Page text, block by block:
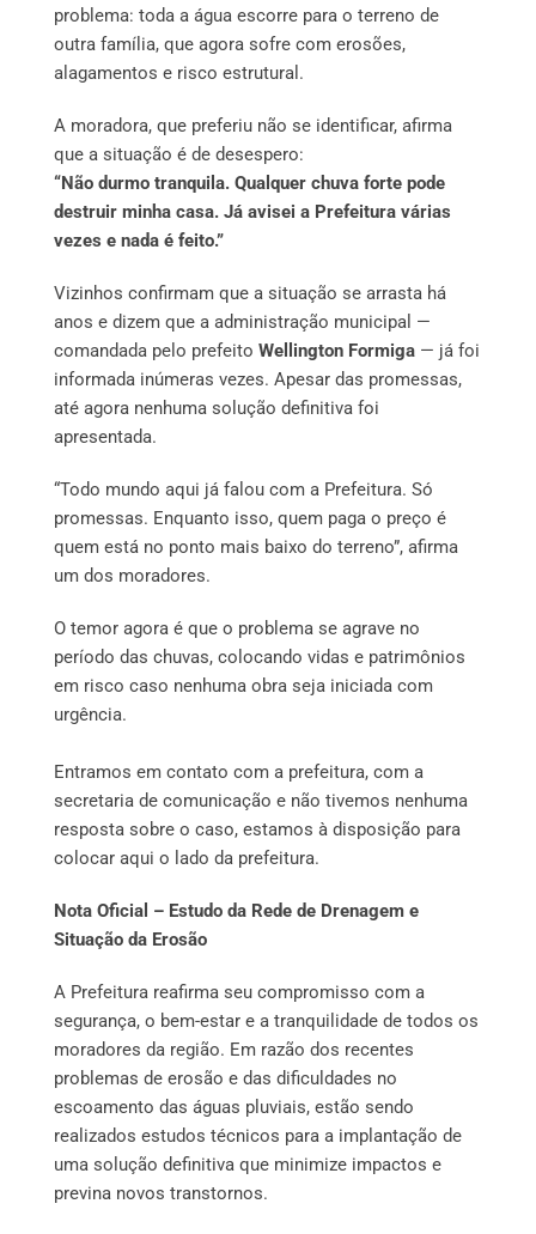
problema: toda a água escorre para o terreno de
outra família, que agora sofre com erosões,
alagamentos e risco estrutural.
A moradora, que preferiu não se identificar, afirma
que a situação é de desespero:
“Não durmo tranquila. Qualquer chuva forte pode
destruir minha casa. Já avisei a Prefeitura várias
vezes e nada é feito.”
Vizinhos confirmam que a situação se arrasta há
anos e dizem que a administração municipal —
comandada pelo prefeito Wellington Formiga — já foi
informada inúmeras vezes. Apesar das promessas,
até agora nenhuma solução definitiva foi
apresentada.
“Todo mundo aqui já falou com a Prefeitura. Só
promessas. Enquanto isso, quem paga o preço é
quem está no ponto mais baixo do terreno”, afirma
um dos moradores.
O temor agora é que o problema se agrave no
período das chuvas, colocando vidas e patrimônios
em risco caso nenhuma obra seja iniciada com
urgência.
Entramos em contato com a prefeitura, com a
secretaria de comunicação e não tivemos nenhuma
resposta sobre o caso, estamos à disposição para
colocar aqui o lado da prefeitura.
Nota Oficial – Estudo da Rede de Drenagem e
Situação da Erosão
A Prefeitura reafirma seu compromisso com a
segurança, o bem-estar e a tranquilidade de todos os
moradores da região. Em razão dos recentes
problemas de erosão e das dificuldades no
escoamento das águas pluviais, estão sendo
realizados estudos técnicos para a implantação de
uma solução definitiva que minimize impactos e
previna novos transtornos.